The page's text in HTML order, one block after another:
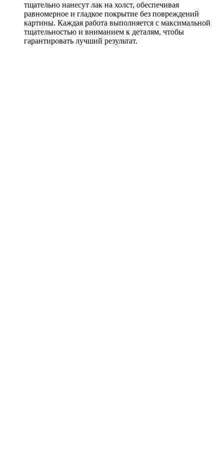
тщательно нанесут лак на холст, обеспечивая
равномерное и гладкое покрытие без повреждений
картины. Каждая работа выполняется с максимальной
тщательностью и вниманием к деталям, чтобы
гарантировать лучший результат.